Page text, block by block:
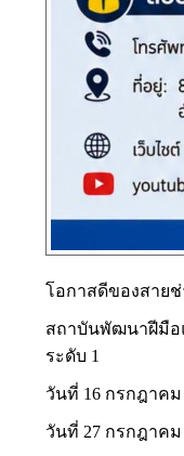
โอกาสดีของสายช่
สถาบันพัฒนาฝีมือ
ระดับ 1
วันที่ 16 กรกฎาคม
วันที่ 27 กรกฎาคม